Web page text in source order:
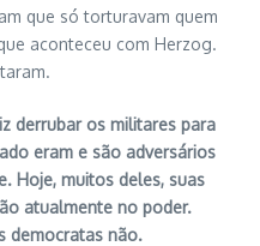
que só torturavam quem
aconteceu com Herzog.
derrubar os militares para
eram e são adversários
Hoje, muitos deles, suas
atualmente no poder.
democratas não.